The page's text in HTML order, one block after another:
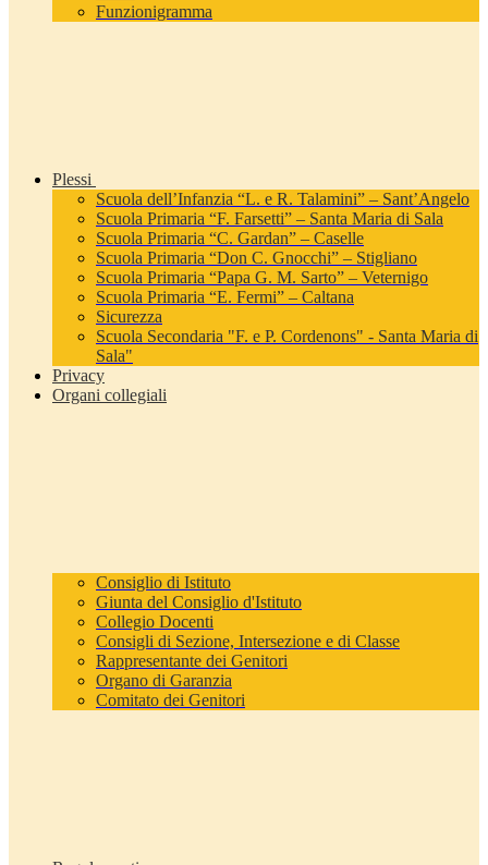
Funzionigramma
Plessi
Scuola dell’Infanzia “L. e R. Talamini” – Sant’Angelo
Scuola Primaria “F. Farsetti” – Santa Maria di Sala
Scuola Primaria “C. Gardan” – Caselle
Scuola Primaria “Don C. Gnocchi” – Stigliano
Scuola Primaria “Papa G. M. Sarto” – Veternigo
Scuola Primaria “E. Fermi” – Caltana
Sicurezza
Scuola Secondaria "F. e P. Cordenons" - Santa Maria di
Sala"
Privacy
Organi collegiali
Consiglio di Istituto
Giunta del Consiglio d'Istituto
Collegio Docenti
Consigli di Sezione, Intersezione e di Classe
Rappresentante dei Genitori
Organo di Garanzia
Comitato dei Genitori